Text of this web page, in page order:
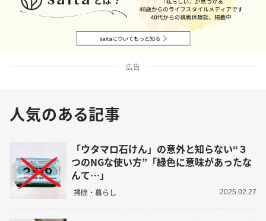
広告
人気のある記事
「ウタマロ石けん」の意外と知らない“３
つのNGな使い方”「緑色に意味があったな
んて…」
掃除・暮らし 2025.02.27